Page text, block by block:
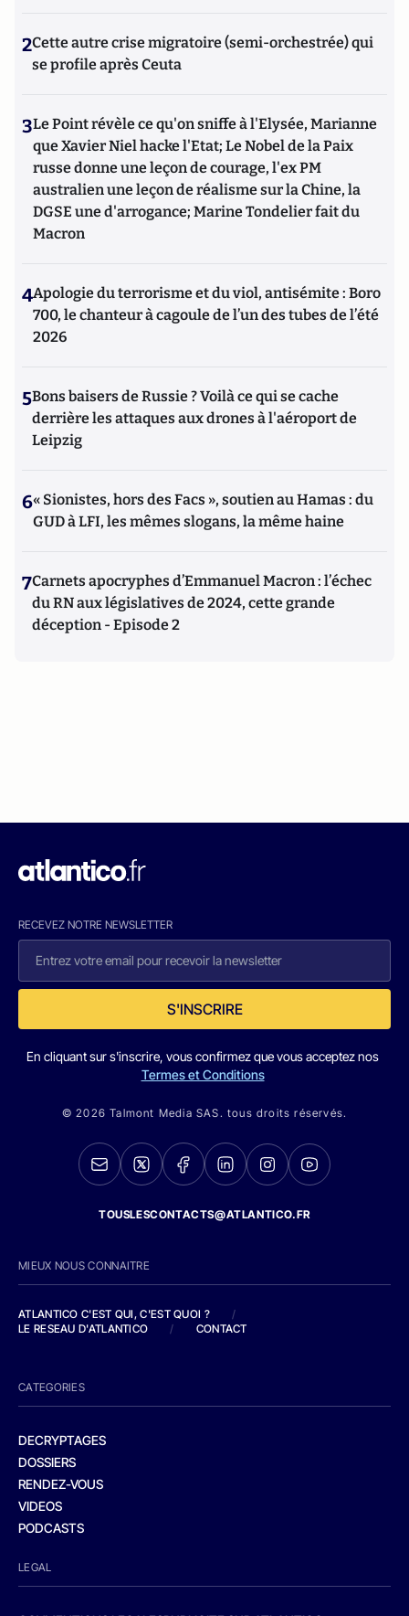
2Cette autre crise migratoire (semi-orchestrée) qui
se profile après Ceuta
3Le Point révèle ce qu'on sniffe à l'Elysée, Marianne
que Xavier Niel hacke l'Etat; Le Nobel de la Paix
russe donne une leçon de courage, l'ex PM
australien une leçon de réalisme sur la Chine, la
DGSE une d'arrogance; Marine Tondelier fait du
Macron
4Apologie du terrorisme et du viol, antisémite : Boro
700, le chanteur à cagoule de l’un des tubes de l’été
2026
5Bons baisers de Russie ? Voilà ce qui se cache
derrière les attaques aux drones à l'aéroport de
Leipzig
6« Sionistes, hors des Facs », soutien au Hamas : du
GUD à LFI, les mêmes slogans, la même haine
7Carnets apocryphes d’Emmanuel Macron : l’échec
du RN aux législatives de 2024, cette grande
déception - Episode 2
RECEVEZ NOTRE NEWSLETTER
S'INSCRIRE
En cliquant sur s'inscrire, vous confirmez que vous acceptez nos
Termes et Conditions
© 2026 Talmont Media SAS. tous droits réservés.
TOUSLESCONTACTS@ATLANTICO.FR
MIEUX NOUS CONNAITRE
ATLANTICO C'EST QUI, C'EST QUOI ?
/
LE RESEAU D'ATLANTICO
/ CONTACT
CATEGORIES
DECRYPTAGES
DOSSIERS
RENDEZ-VOUS
VIDEOS
PODCASTS
LEGAL